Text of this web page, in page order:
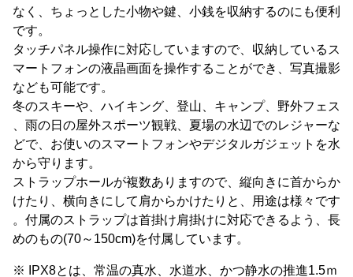
なく、ちょっとした小物や鍵、小銭を収納するのにも便利
です。
タッチパネル操作に対応していますので、収納しているス
マートフォンの液晶画面を操作することができ、写真撮影
なども可能です。
冬のスキーや、ハイキング、登山、キャンプ、野外フェス
、雨の日の屋外スポーツ観戦、夏場の水辺でのレジャーな
どで、お使いのスマートフォンやデジタルガジェットを水
から守ります。
ストラップホールが複数ありますので、縦向きに首からか
けたり、横向きにして肩からかけたりと、用途は様々です
。付属のストラップは首掛け肩掛けに対応できるよう、長
めのもの(70～150cm)を付属しています。
※ IPX8とは、常温の真水、水道水、かつ静水の推進1.5ｍ